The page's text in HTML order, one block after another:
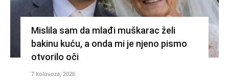
Mislila sam da mlađi muškarac želi
bakinu kuću, a onda mi je njeno pismo
otvorilo oči
7 kolovoza, 2026